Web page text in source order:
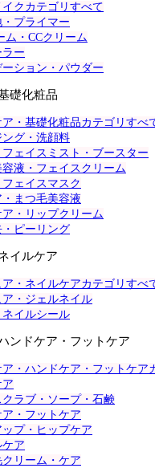
クカテゴリすべて
プライマー
ム・CCクリーム
ラー
ーション・パウダー
礎化粧品
ア・基礎化粧品カテゴリすべ
ング・洗顔料
ェイスミスト・ブースター
液・フェイスクリーム
ェイスマスク
まつ毛美容液
ア・リップクリーム
ピーリング
イルケア
ア・ネイルケアカテゴリすべ
ア・ジェルネイル
イルシール
ンドケア・フットケア
・ハンドケア・フットケア
ラブ・ソープ・石鹸
・フットケア
プ・ヒップケア
ア
リーム・ケア